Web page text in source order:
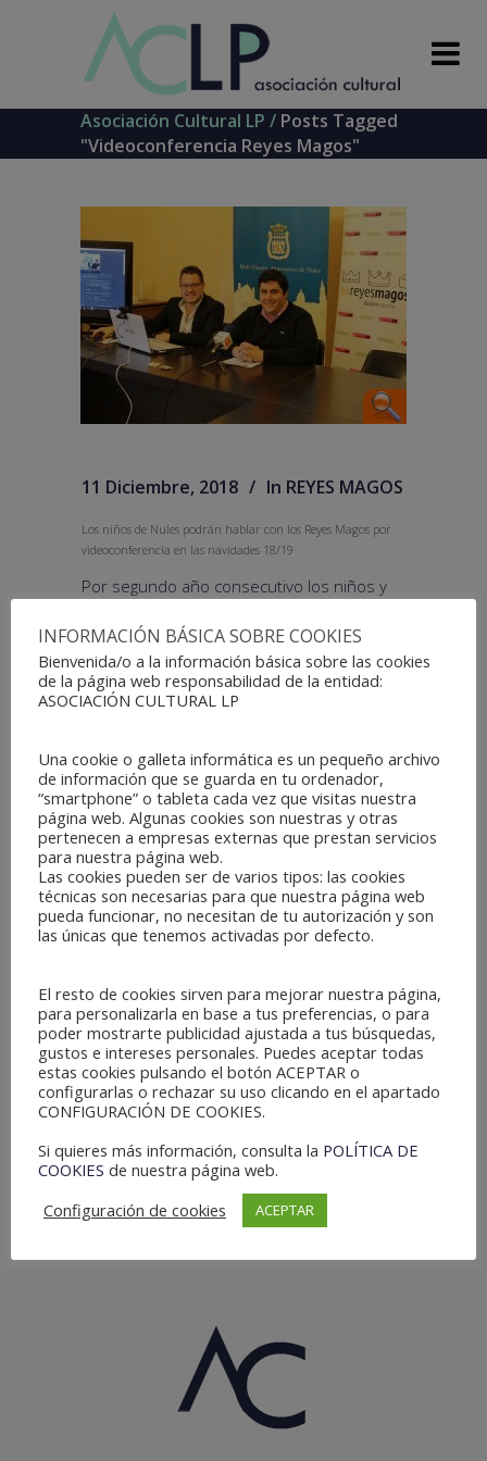
Asociación Cultural LP / Posts Tagged
"videoconferencia Reyes Magos"
11 Diciembre, 2018 In REYES MAGOS
Los niños de Nules podrán hablar con los Reyes Magos por
videoconferencia en las navidades 18/19
Por segundo año consecutivo los niños y
hablar con los Reyes Magos por
videoconferencia, gracias a la adhesión del
ayuntamiento el pasado año al proyecto
Los Reyes Magos TV "Ilusión Colectiva" de la
30 Mayo, 2016 In REYES MAGOS
El Proyecto “Ilusión Colectiva” empieza a planificar fechas
El Proyecto “Ilusión Colectiva” empieza a
energía y entusiasmo renovado. "Queridos
Reyes Magos
INFORMACIÓN BÁSICA SOBRE COOKIES
Bienvenida/o a la información básica sobre las cookies
de la página web responsabilidad de la entidad:
ASOCIACIÓN CULTURAL LP
Una cookie o galleta informática es un pequeño archivo
de información que se guarda en tu ordenador,
“smartphone” o tableta cada vez que visitas nuestra
página web. Algunas cookies son nuestras y otras
pertenecen a empresas externas que prestan servicios
para nuestra página web.
Las cookies pueden ser de varios tipos: las cookies
técnicas son necesarias para que nuestra página web
pueda funcionar, no necesitan de tu autorización y son
las únicas que tenemos activadas por defecto.
El resto de cookies sirven para mejorar nuestra página,
para personalizarla en base a tus preferencias, o para
poder mostrarte publicidad ajustada a tus búsquedas,
gustos e intereses personales. Puedes aceptar todas
estas cookies pulsando el botón ACEPTAR o
configurarlas o rechazar su uso clicando en el apartado
CONFIGURACIÓN DE COOKIES.
Si quieres más información, consulta la POLÍTICA DE
COOKIES de nuestra página web.
Configuración de cookies
ACEPTAR